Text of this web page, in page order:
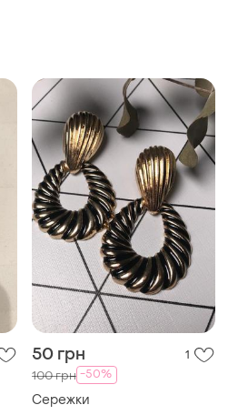
50 грн 1
100 грн -50%
Сережки